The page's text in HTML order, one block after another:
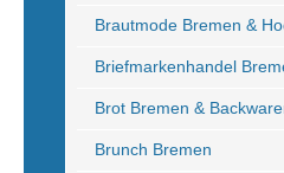
Brautmode Bremen &
Briefmarkenhandel
Brot Bremen &
Brunch Bremen